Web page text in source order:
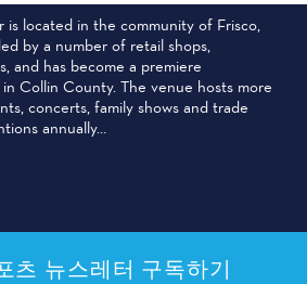
located in the community of Frisco,
by a number of retail shops,
and has become a premiere
Collin County. The venue hosts more
concerts, family shows and trade
annually…
츠 뉴스레터 구독하기